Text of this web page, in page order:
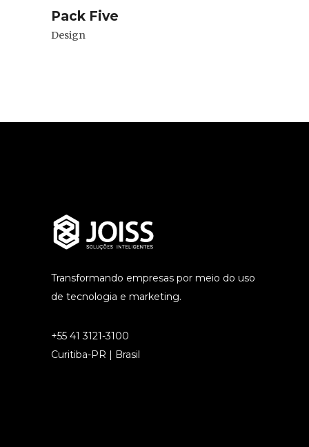
Pack Five
Design
Transformando empresas por meio do uso
de tecnologia e marketing.
+55 41 3121-3100
Curitiba-PR | Brasil